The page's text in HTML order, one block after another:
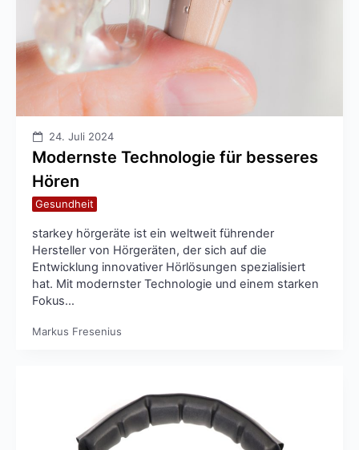
24. Juli 2024
Modernste Technologie für besseres
Hören
Gesundheit
starkey hörgeräte ist ein weltweit führender
Hersteller von Hörgeräten, der sich auf die
Entwicklung innovativer Hörlösungen spezialisiert
hat. Mit modernster Technologie und einem starken
Fokus…
Markus Fresenius